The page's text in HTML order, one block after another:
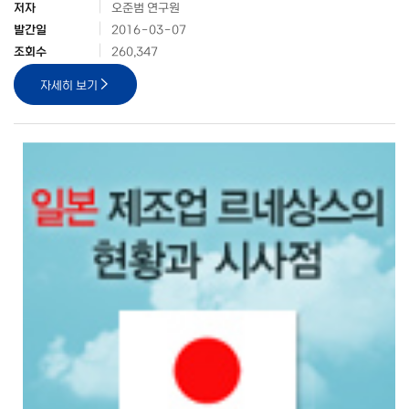
저자
오준범 연구원
발간일
2016-03-07
조회수
260,347
자세히 보기